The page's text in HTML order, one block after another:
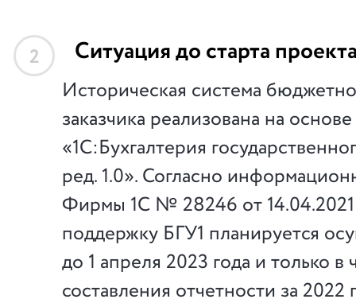
2 Ситуация до старта
Историческая система
заказчика реализована на
«1С:Бухгалтерия
ред. 1.0». Согласно
Фирмы 1С № 28246 от 14.04.2021
поддержку БГУ1 планируется
до 1 апреля 2023 года и только в
составления отчетности за 2022